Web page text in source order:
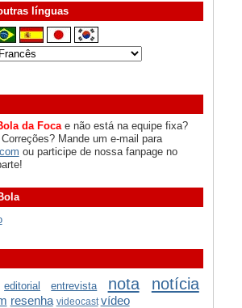
línguas
da Focae não está na equipe fixa?
Mande um e-mail para
ou participe de nossa fanpage no
editorial entrevista nota notícia
resenha videocast vídeo